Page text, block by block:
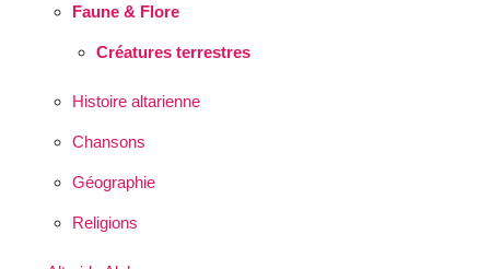
Faune & Flore
Créatures terrestres
Histoire altarienne
Chansons
Géographie
Religions